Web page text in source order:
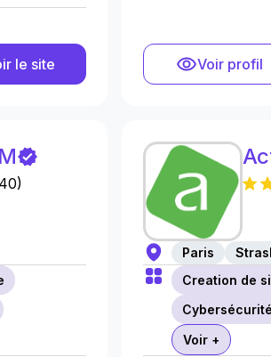
le site Voir profil
40)
Paris
Creation de
Cybersécurité
Voir +